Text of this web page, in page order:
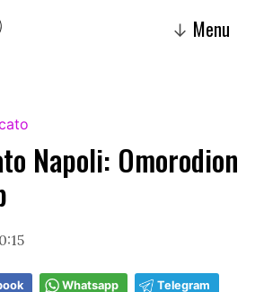
↓ Menu
Napoli: Omorodion
Whatsapp Telegram